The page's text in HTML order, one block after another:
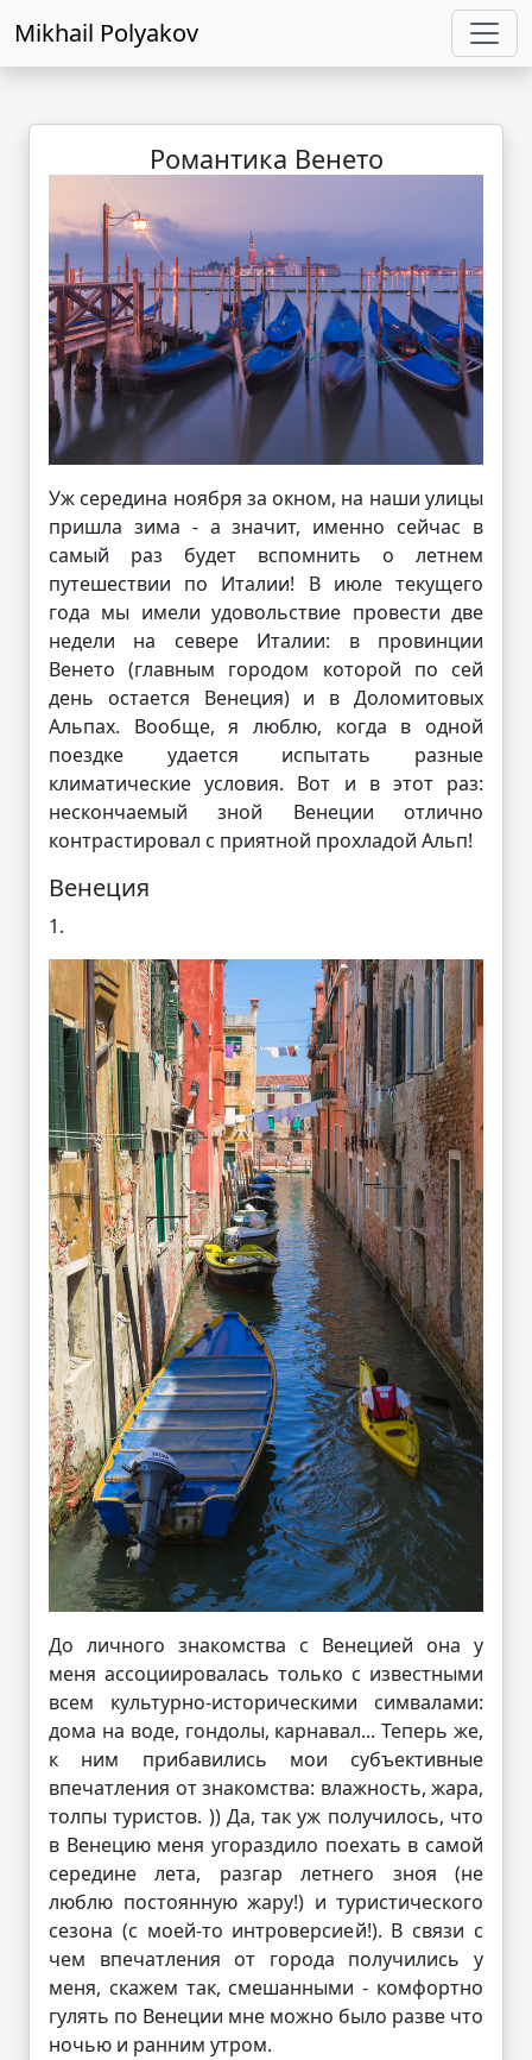
Mikhail Polyakov
Романтика Венето
Уж середина ноября за окном, на наши улицы
пришла зима - а значит, именно сейчас в
самый раз будет вспомнить о летнем
путешествии по Италии! В июле текущего
года мы имели удовольствие провести две
недели на севере Италии: в провинции
Венето (главным городом которой по сей
день остается Венеция) и в Доломитовых
Альпах. Вообще, я люблю, когда в одной
поездке удается испытать разные
климатические условия. Вот и в этот раз:
нескончаемый зной Венеции отлично
контрастировал с приятной прохладой Альп!
Венеция
1.
До личного знакомства с Венецией она у
меня ассоциировалась только с известными
всем культурно-историческими симвалами:
дома на воде, гондолы, карнавал... Теперь же,
к ним прибавились мои субъективные
впечатления от знакомства: влажность, жара,
толпы туристов. )) Да, так уж получилось, что
в Венецию меня угораздило поехать в самой
середине лета, разгар летнего зноя (не
люблю постоянную жару!) и туристического
сезона (с моей-то интроверсией!). В связи с
чем впечатления от города получились у
меня, скажем так, смешанными - комфортно
гулять по Венеции мне можно было разве что
ночью и ранним утром.